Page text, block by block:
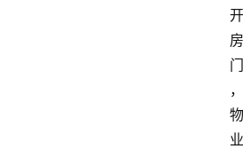
开
房
门
，
物
业